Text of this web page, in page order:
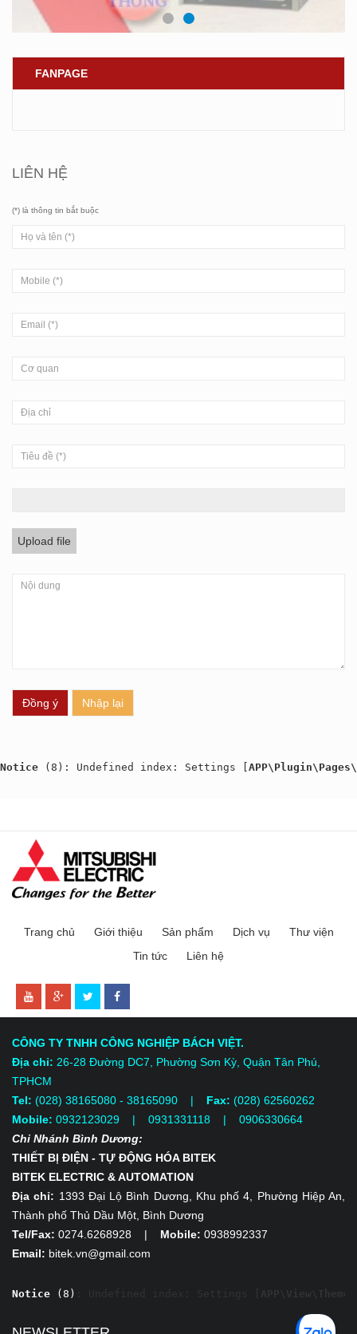
FANPAGE
LIÊN HỆ
(*) là thông tin bắt buộc
Notice (8) : Undefined index: Settings [
Trang chủ Giới thiệu Sản phẩm Dịch vụ
Thư viện
Tin tức
Liên hệ
CÔNG TY TNHH CÔNG NGHIỆP BÁCH VIỆT.
Địa chỉ: 26-28 Đường DC7, Phường Sơn Kỳ, Quận Tân Phú,
TPHCM
Tel: (028) 38165080 - 38165090 | Fax: (028) 62560262
Mobile: 0932123029 | 0931331118 | 0906330664
Chi Nhánh Bình Dương:
THIẾT BỊ ĐIỆN - TỰ ĐỘNG HÓA BITEK
BITEK ELECTRIC & AUTOMATION
Địa chỉ: 1393 Đại Lộ Bình Dương, Khu phố 4, Phường Hiệp An,
Thành phố Thủ Dầu Một, Bình Dương
Tel/Fax: 0274.6268928 | Mobile: 0938992337
Email: bitek.vn@gmail.com
Notice (8)